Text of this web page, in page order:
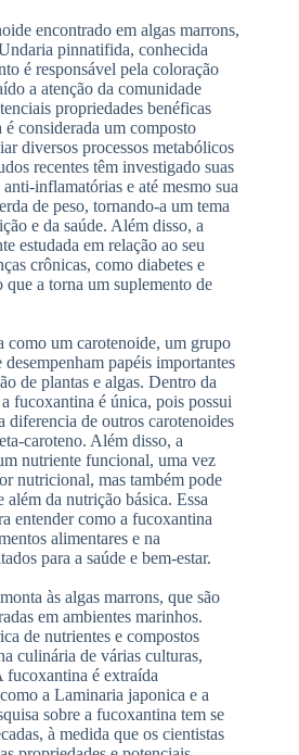
encontrado em algas marrons,
pinnatifida, conhecida
é responsável pela coloração
a atenção da comunidade
propriedades benéficas
considerada um composto
diversos processos metabólicos
recentes têm investigado suas
inflamatórias e até mesmo sua
de peso, tornando-a um tema
e da saúde. Além disso, a
estudada em relação ao seu
crônicas, como diabetes e
que a torna um suplemento de
como um carotenoide, um grupo
papéis importantes
de plantas e algas. Dentro da
fucoxantina é única, pois possui
diferencia de outros carotenoides
caroteno. Além disso, a
nutriente funcional, uma vez
nutricional, mas também pode
além da nutrição básica. Essa
entender como a fucoxantina
alimentares e na
para a saúde e bem-estar.
às algas marrons, que são
em ambientes marinhos.
de nutrientes e compostos
culinária de várias culturas,
fucoxantina é extraída
a Laminaria japonica e a
sobre a fucoxantina tem se
à medida que os cientistas